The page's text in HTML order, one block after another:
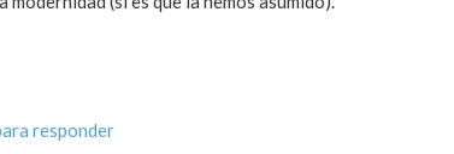
responder